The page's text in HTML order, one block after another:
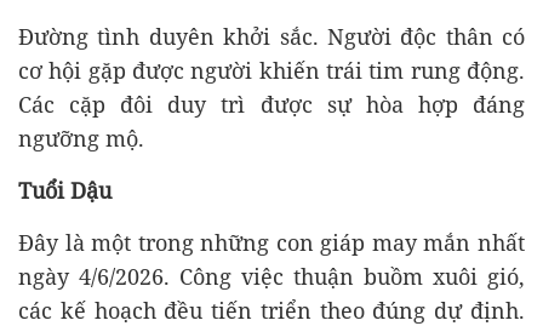
Đường tình duyên khởi sắc. Người độc thân có
cơ hội gặp được người khiến trái tim rung động.
Các cặp đôi duy trì được sự hòa hợp đáng
ngưỡng mộ.
Tuổi Dậu
Đây là một trong những con giáp may mắn nhất
ngày 4/6/2026. Công việc thuận buồm xuôi gió,
các kế hoạch đều tiến triển theo đúng dự định.